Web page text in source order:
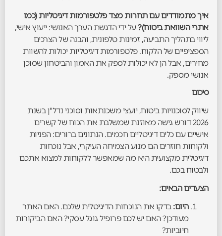
איך מתמודדים עם תחרות מצד פלטפורמות דיגיטליות (כמו
אתרי השוואת ביטוח)?על ידי הדגשת הערך האנושי: ייעוץ אישי,
ליווי בתהליך התביעה, זמינות טלפונית, והבנה של הצרכים
הספציפיים של הלקוח. פלטפורמות דיגיטליות יכולות להשוות
מחירים, אבל הן לא יכולות לספק את האמון והביטחון שסוכן
אנושי מספק.
סיכום
שיווק לסוכנויות ביטוח, יועצי משכנתאות וסוכני נדל"ן בשנת
2026 דורש גישה מאוזנת שמשלבת את הכוח של קשרים
אישיים עם כלים דיגיטליים חכמים. הנתונים ברורים: הפניות
ולקוחות חוזרים הם מנוע הצמיחה העיקרי, אבל נוכחות
דיגיטלית מקצועית היא מה שמאפשר ללקוחות למצוא אתכם
ולבטוח בכם.
הצעדים הבאים:
היום: בדקו את הנוכחות הדיגיטלית שלכם. האם האתר
מעודכן? האם יש לכם פרופיל גוגל עסקי? האם הביקורות
חיוביות?